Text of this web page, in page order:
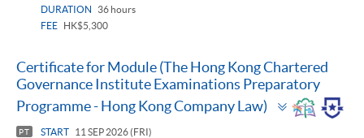
DURATION
36 hours
FEE
HK$5,300
Certificate for Module (The Hong Kong Chartered
Governance Institute Examinations Preparatory
Programme - Hong Kong Company Law)
Toggle
panel
PT START
11 SEP 2026 (FRI)